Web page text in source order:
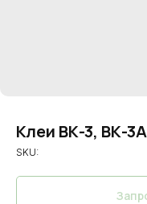
Клеи ВК-3, ВК-3А
SKU: